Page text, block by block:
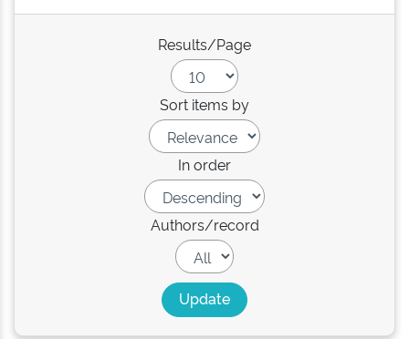
Results/Page
Sort items by
In order
Authors/record